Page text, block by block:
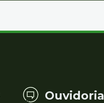
Ouvidoria